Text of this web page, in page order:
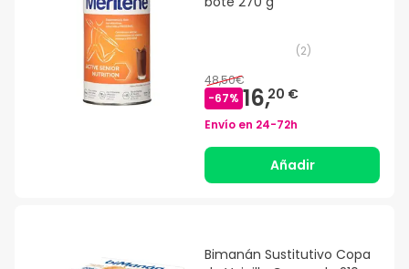
(2)
48,50€
-67% 16,20 €
Envío en 24-72h
Añadir
Bimanán Sustitutivo Copa